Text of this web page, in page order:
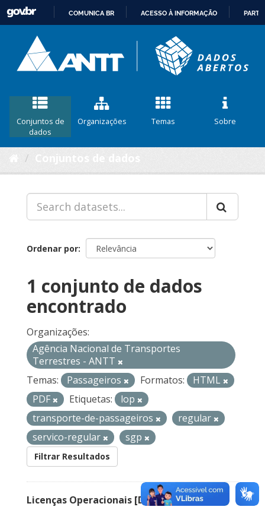
CONTEÚDO
COMUNICA BR ACESSO À INFORMAÇÃO
Conjuntos de
dados
Organizações Temas Sobre
Ordenar por
1 conjunto de dados
encontrado
Organizações:
Agência Nacional de Transportes
Terrestres - ANTT
Temas:
Passageiros Formatos:
HTML
PDF
Etiquetas:
lop
transporte-de-passageiros
regular
servico-regular
sgp
Filtrar Resultados
Licenças Operacionais [Descontinuado]